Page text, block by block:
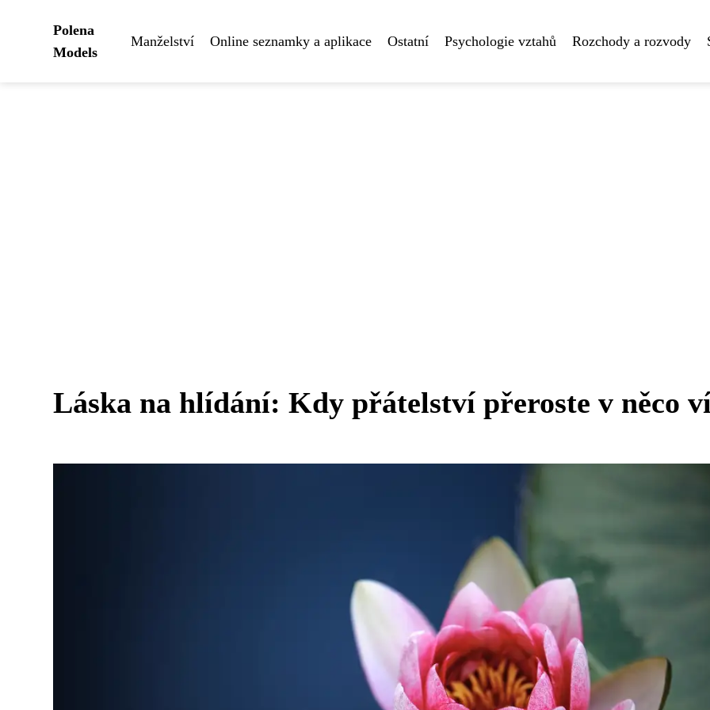
Polena
Models
Manželství Online seznamky a aplikace Ostatní Psychologie vztahů Rozchody a rozvody
Láska na hlídání: Kdy přátelství přeroste v něco